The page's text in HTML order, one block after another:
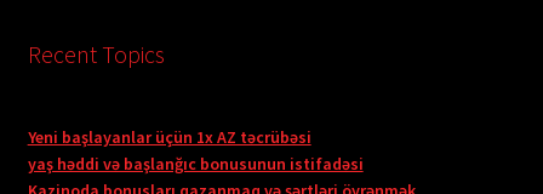
Recent Topics
Yeni başlayanlar üçün 1x AZ təcrübəsi
yaş həddi və başlanğıc bonusunun istifadəsi